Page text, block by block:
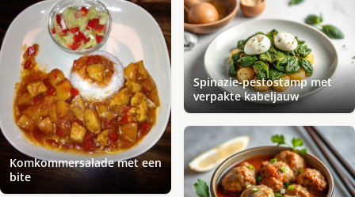
Komkommersalade met een
bite
Spinazie-pestostamp met
verpakte kabeljauw